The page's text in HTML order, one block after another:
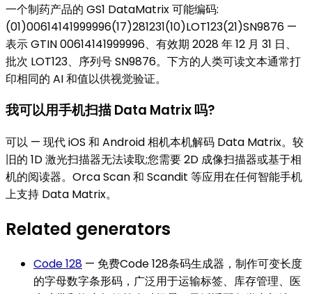
一个制药产品的 GS1 DataMatrix 可能编码:
(01)00614141999996(17)281231(10)LOT123(21)SN9876 —
表示 GTIN 00614141999996、有效期 2028 年 12 月 31 日、
批次 LOT123、序列号 SN9876。下方的人类可读文本通常打
印相同的 AI 和值以供视觉验证。
我可以用手机扫描 Data Matrix 吗?
可以 — 现代 iOS 和 Android 相机本机解码 Data Matrix。较
旧的 1D 激光扫描器无法读取;您需要 2D 成像扫描器或基于相
机的阅读器。Orca Scan 和 Scandit 等应用在任何智能手机
上支持 Data Matrix。
Related generators
Code 128 — 免费Code 128条码生成器，制作可变长度
的字母数字条形码，广泛用于运输标签、库存管理、医